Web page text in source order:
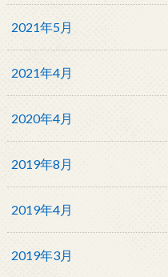
2021年5月
2021年4月
2020年4月
2019年8月
2019年4月
2019年3月